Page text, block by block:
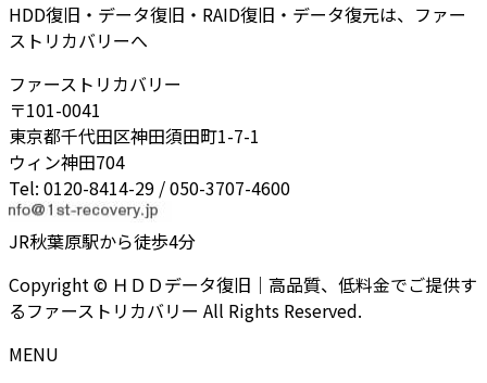
HDD復旧・データ復旧・RAID復旧・データ復元は、ファー
ストリカバリーへ
ファーストリカバリー
〒101-0041
東京都千代田区神田須田町1-7-1
ウィン神田704
Tel: 0120-8414-29 / 050-3707-4600
JR秋葉原駅から徒歩4分
Copyright © ＨＤＤデータ復旧｜高品質、低料金でご提供す
るファーストリカバリー All Rights Reserved.
MENU